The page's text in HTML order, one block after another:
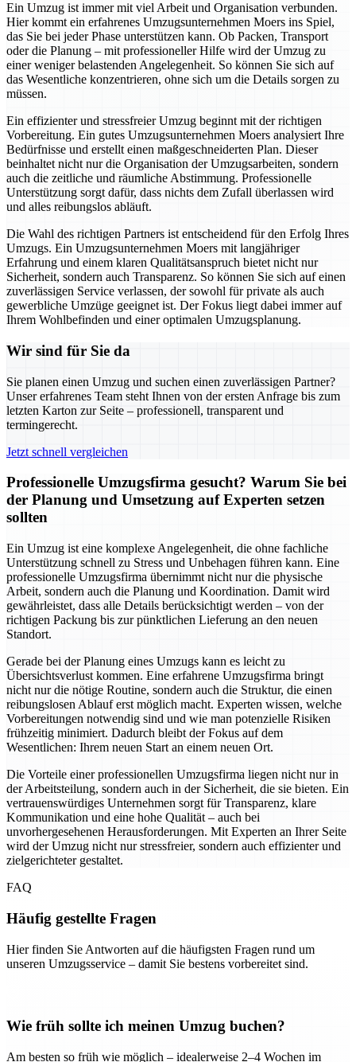
Ein Umzug ist immer mit viel Arbeit und Organisation verbunden.
Hier kommt ein erfahrenes Umzugsunternehmen Moers ins Spiel,
das Sie bei jeder Phase unterstützen kann. Ob Packen, Transport
oder die Planung – mit professioneller Hilfe wird der Umzug zu
einer weniger belastenden Angelegenheit. So können Sie sich auf
das Wesentliche konzentrieren, ohne sich um die Details sorgen zu
müssen.
Ein effizienter und stressfreier Umzug beginnt mit der richtigen
Vorbereitung. Ein gutes Umzugsunternehmen Moers analysiert Ihre
Bedürfnisse und erstellt einen maßgeschneiderten Plan. Dieser
beinhaltet nicht nur die Organisation der Umzugsarbeiten, sondern
auch die zeitliche und räumliche Abstimmung. Professionelle
Unterstützung sorgt dafür, dass nichts dem Zufall überlassen wird
und alles reibungslos abläuft.
Die Wahl des richtigen Partners ist entscheidend für den Erfolg Ihres
Umzugs. Ein Umzugsunternehmen Moers mit langjähriger
Erfahrung und einem klaren Qualitätsanspruch bietet nicht nur
Sicherheit, sondern auch Transparenz. So können Sie sich auf einen
zuverlässigen Service verlassen, der sowohl für private als auch
gewerbliche Umzüge geeignet ist. Der Fokus liegt dabei immer auf
Ihrem Wohlbefinden und einer optimalen Umzugsplanung.
Wir sind für Sie da
Sie planen einen Umzug und suchen einen zuverlässigen Partner?
Unser erfahrenes Team steht Ihnen von der ersten Anfrage bis zum
letzten Karton zur Seite – professionell, transparent und
termingerecht.
Jetzt schnell vergleichen
Professionelle Umzugsfirma gesucht? Warum Sie bei
der Planung und Umsetzung auf Experten setzen
sollten
Ein Umzug ist eine komplexe Angelegenheit, die ohne fachliche
Unterstützung schnell zu Stress und Unbehagen führen kann. Eine
professionelle Umzugsfirma übernimmt nicht nur die physische
Arbeit, sondern auch die Planung und Koordination. Damit wird
gewährleistet, dass alle Details berücksichtigt werden – von der
richtigen Packung bis zur pünktlichen Lieferung an den neuen
Standort.
Gerade bei der Planung eines Umzugs kann es leicht zu
Übersichtsverlust kommen. Eine erfahrene Umzugsfirma bringt
nicht nur die nötige Routine, sondern auch die Struktur, die einen
reibungslosen Ablauf erst möglich macht. Experten wissen, welche
Vorbereitungen notwendig sind und wie man potenzielle Risiken
frühzeitig minimiert. Dadurch bleibt der Fokus auf dem
Wesentlichen: Ihrem neuen Start an einem neuen Ort.
Die Vorteile einer professionellen Umzugsfirma liegen nicht nur in
der Arbeitsteilung, sondern auch in der Sicherheit, die sie bieten. Ein
vertrauenswürdiges Unternehmen sorgt für Transparenz, klare
Kommunikation und eine hohe Qualität – auch bei
unvorhergesehenen Herausforderungen. Mit Experten an Ihrer Seite
wird der Umzug nicht nur stressfreier, sondern auch effizienter und
zielgerichteter gestaltet.
FAQ
Häufig gestellte Fragen
Hier finden Sie Antworten auf die häufigsten Fragen rund um
unseren Umzugsservice – damit Sie bestens vorbereitet sind.
Wie früh sollte ich meinen Umzug buchen?
Am besten so früh wie möglich – idealerweise 2–4 Wochen im